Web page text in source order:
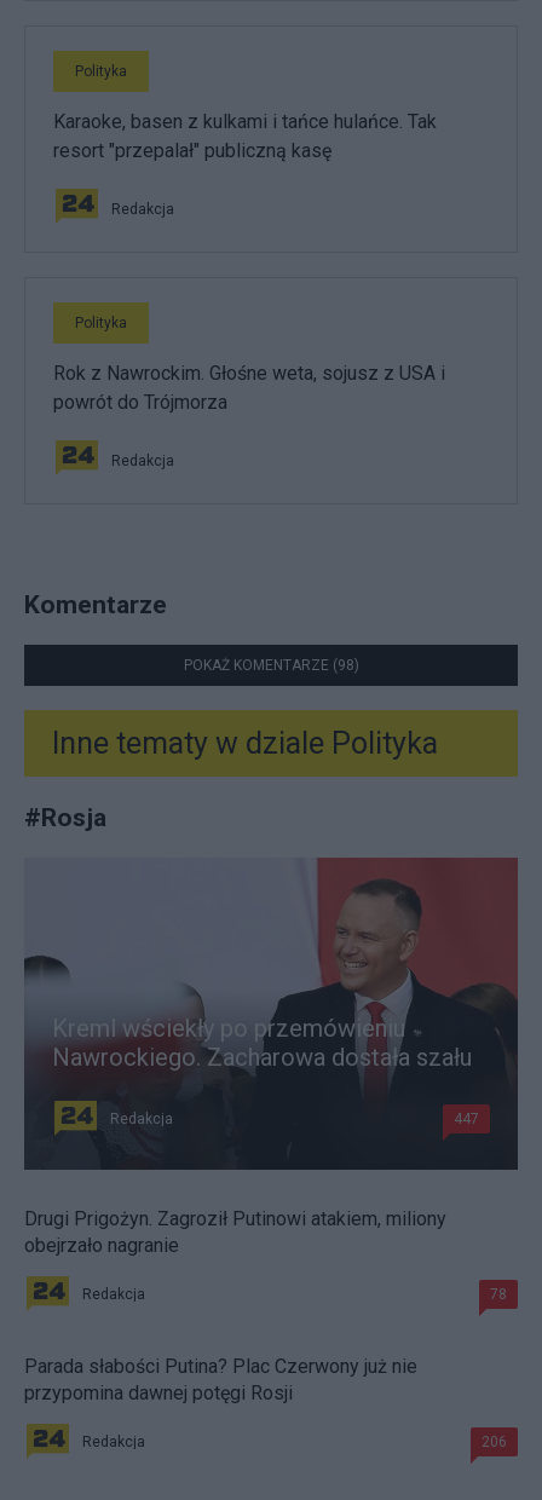
Polityka
Karaoke, basen z kulkami i tańce hulańce. Tak
resort "przepalał" publiczną kasę
Redakcja
Polityka
Rok z Nawrockim. Głośne weta, sojusz z USA i
powrót do Trójmorza
Redakcja
Komentarze
POKAŻ KOMENTARZE (98)
Inne tematy w dziale Polityka
#Rosja
Kreml wściekły po przemówieniu
Nawrockiego. Zacharowa dostała szału
Redakcja 447
Drugi Prigożyn. Zagroził Putinowi atakiem, miliony
obejrzało nagranie
Redakcja 78
Parada słabości Putina? Plac Czerwony już nie
przypomina dawnej potęgi Rosji
Redakcja 206